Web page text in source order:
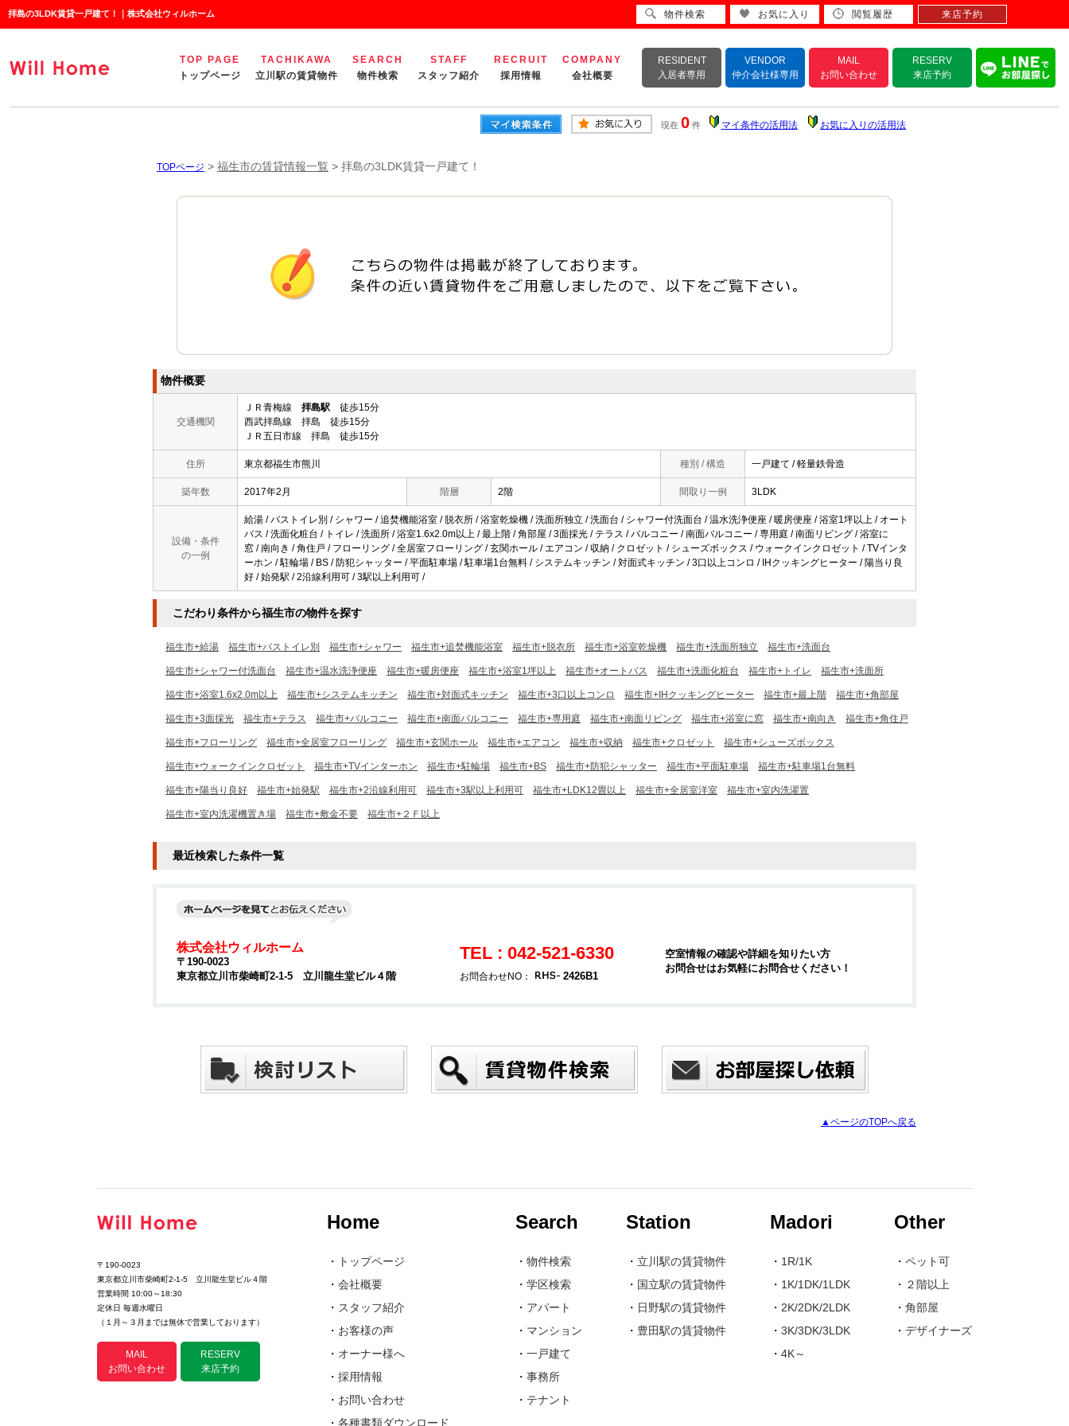
拝島の3LDK賃貸一戸建て！｜株式会社ウィルホーム
TOP PAGE
トップページ
TACHIKAWA
立川駅の賃貸物件
SEARCH
物件検索
STAFF
スタッフ紹介
RECRUIT
採用情報
COMPANY
会社概要
RESIDENT
入居者専用
VENDOR
仲介会社様専用
MAIL
お問い合わせ
RESERV
来店予約
現在 0 件 マイ条件の活用法 お気に入りの活用法
TOPページ > 福生市の賃貸情報一覧 > 拝島の3LDK賃貸一戸建て！
物件概要
交通機関
ＪＲ青梅線 拝島駅 徒歩15分
西武拝島線 拝島 徒歩15分
ＪＲ五日市線 拝島 徒歩15分
住所 東京都福生市熊川 種別 / 構造 一戸建て / 軽量鉄骨造
築年数 2017年2月 階層 2階 間取り一例 3LDK
設備・条件
の一例
給湯 / バストイレ別 / シャワー / 追焚機能浴室 / 脱衣所 / 浴室乾燥機 / 洗面所独立 / 洗面台 / シャワー付洗面台 / 温水洗浄便座 / 暖房便座 / 浴室1坪以上 / オート
バス / 洗面化粧台 / トイレ / 洗面所 / 浴室1.6x2.0m以上 / 最上階 / 角部屋 / 3面採光 / テラス / バルコニー / 南面バルコニー / 専用庭 / 南面リビング / 浴室に
窓 / 南向き / 角住戸 / フローリング / 全居室フローリング / 玄関ホール / エアコン / 収納 / クロゼット / シューズボックス / ウォークインクロゼット / TVインタ
ーホン / 駐輪場 / BS / 防犯シャッター / 平面駐車場 / 駐車場1台無料 / システムキッチン / 対面式キッチン / 3口以上コンロ / IHクッキングヒーター / 陽当り良
好 / 始発駅 / 2沿線利用可 / 3駅以上利用可 /
こだわり条件から福生市の物件を探す
福生市+給湯 福生市+バストイレ別 福生市+シャワー 福生市+追焚機能浴室 福生市+脱衣所 福生市+浴室乾燥機 福生市+洗面所独立 福生市+洗面台
福生市+シャワー付洗面台 福生市+温水洗浄便座 福生市+暖房便座 福生市+浴室1坪以上 福生市+オートバス 福生市+洗面化粧台 福生市+トイレ 福生市+洗面所
福生市+浴室1.6x2.0m以上 福生市+システムキッチン 福生市+対面式キッチン 福生市+3口以上コンロ 福生市+IHクッキングヒーター 福生市+最上階 福生市+角部屋
福生市+3面採光 福生市+テラス 福生市+バルコニー 福生市+南面バルコニー 福生市+専用庭 福生市+南面リビング 福生市+浴室に窓 福生市+南向き 福生市+角住戸
福生市+フローリング 福生市+全居室フローリング 福生市+玄関ホール 福生市+エアコン 福生市+収納 福生市+クロゼット 福生市+シューズボックス
福生市+ウォークインクロゼット 福生市+TVインターホン 福生市+駐輪場 福生市+BS 福生市+防犯シャッター 福生市+平面駐車場 福生市+駐車場1台無料
福生市+陽当り良好 福生市+始発駅 福生市+2沿線利用可 福生市+3駅以上利用可 福生市+LDK12畳以上 福生市+全居室洋室 福生市+室内洗濯置
福生市+室内洗濯機置き場 福生市+敷金不要 福生市+２Ｆ以上
最近検索した条件一覧
株式会社ウィルホーム
〒190-0023
東京都立川市柴崎町2-1-5 立川龍生堂ビル４階
TEL : 042-521-6330
お問合わせNO： 2426B1
空室情報の確認や詳細を知りたい方
お問合せはお気軽にお問合せください！
▲ページのTOPへ戻る
〒190-0023
東京都立川市柴崎町2-1-5 立川龍生堂ビル４階
営業時間 10:00～18:30
定休日 毎週水曜日
（１月～３月までは無休で営業しております）
MAIL
お問い合わせ
RESERV
来店予約
Home
・
トップページ
・ 会社概要
・ スタッフ紹介
・ お客様の声
・ オーナー様へ
・ 採用情報
・ お問い合わせ
・ 各種書類ダウンロード
Search
・ 物件検索
・ 学区検索
・ アパート
・ マンション
・ 一戸建て
・ 事務所
・ テナント
Station
・ 立川駅の賃貸物件
・ 国立駅の賃貸物件
・ 日野駅の賃貸物件
・ 豊田駅の賃貸物件
Madori
・ 1R/1K
・ 1K/1DK/1LDK
・ 2K/2DK/2LDK
・ 3K/3DK/3LDK
・ 4K～
Other
・ ペット可
・ ２階以上
・ 角部屋
・ デザイナーズ
物件検索 お気に入り 閲覧履歴 来店予約